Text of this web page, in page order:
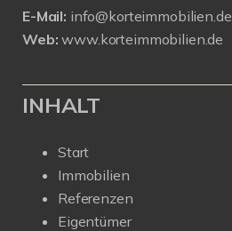
E-Mail: info@korteimmobilien.de
Web: www.korteimmobilien.de
INHALT
Start
Immobilien
Referenzen
Eigentümer